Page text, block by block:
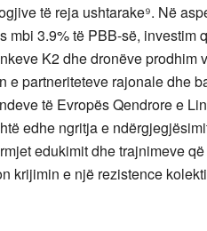
të reja ushtarake⁹. Në
mbi 3.9% të PBB-së, investim
K2 dhe dronëve prodhim
e partneriteteve rajonale dhe
të Evropës Qendrore e
edhe ngritja e
edukimit dhe trajnimeve
krijimin e një rezistence